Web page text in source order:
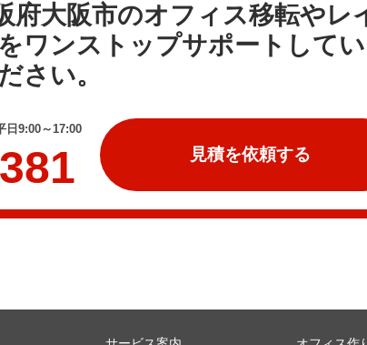
府大阪市のオフィス移転やレ
ワンストップサポートしてい
さい。
日9:00～17:00
見積を依頼する